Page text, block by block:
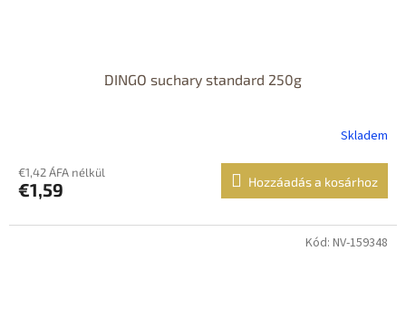
DINGO suchary standard 250g
Skladem
€1,42 ÁFA nélkül
€1,59 Hozzáadás a kosárhoz
Kód: NV-159348